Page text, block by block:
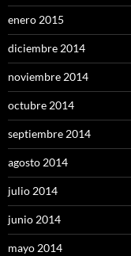
enero 2015
diciembre 2014
noviembre 2014
octubre 2014
septiembre 2014
agosto 2014
julio 2014
junio 2014
mayo 2014